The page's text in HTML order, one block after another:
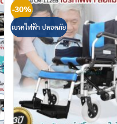
-30%
เบรคไฟฟ้า ปลอดภัย